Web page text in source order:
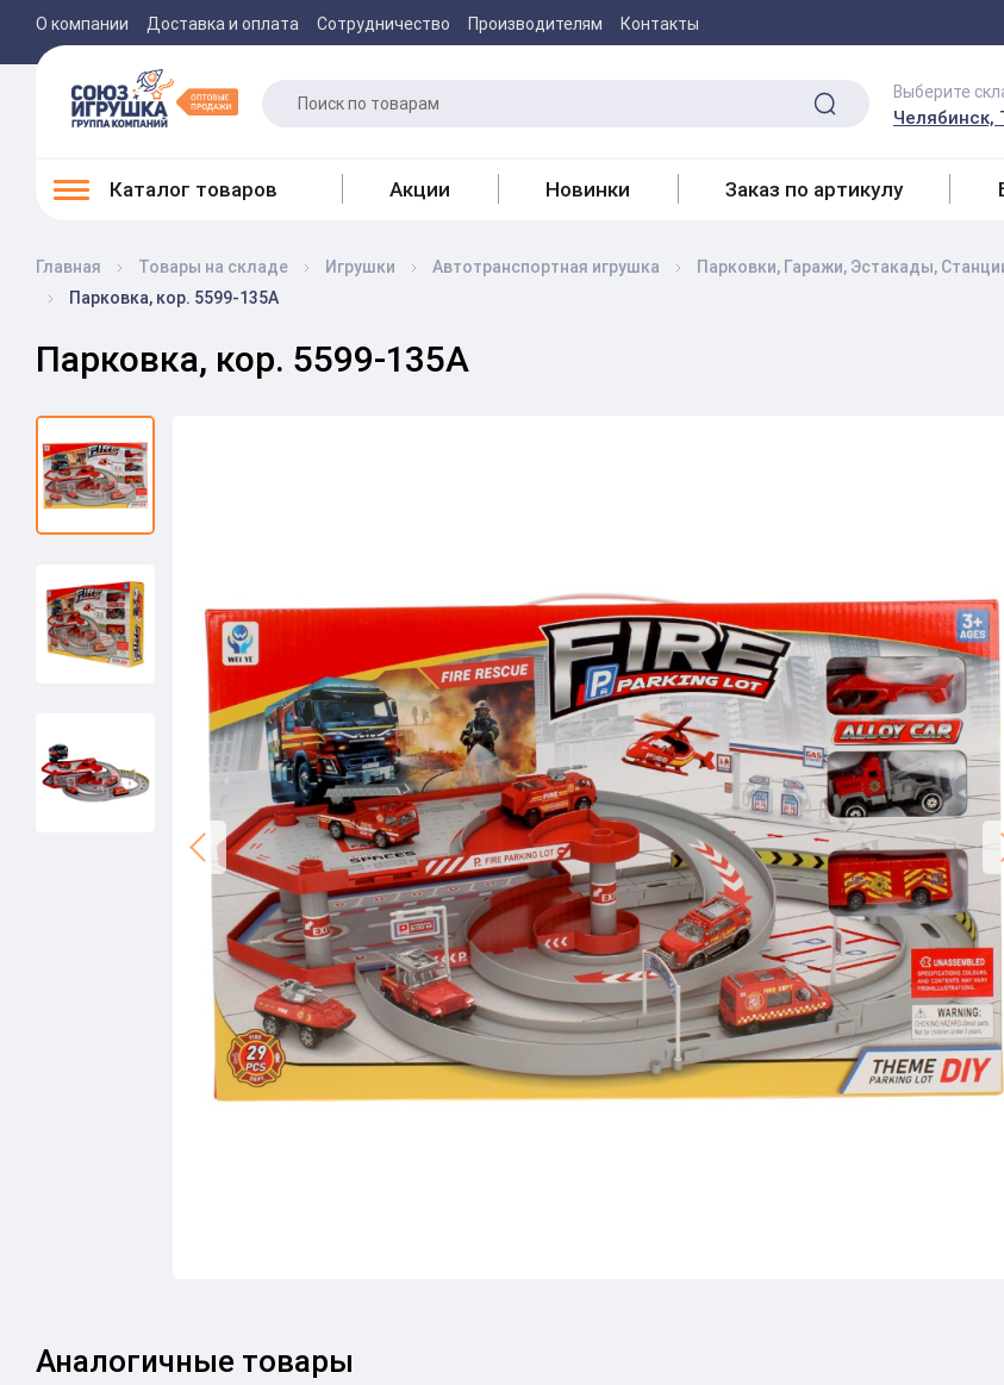
О компании Доставка и оплата Сотрудничество Производителям Контакты
Выберите
Челябинск,
Каталог товаров Акции Новинки Заказ по артикулу
Главная Товары на складе Игрушки Автотранспортная игрушка Парковки, Гаражи, Эстакады,
Парковка, кор. 5599-135A
Парковка, кор. 5599-135A
Аналогичные товары